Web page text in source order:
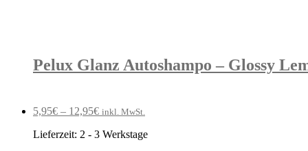
Pelux Glanz Autoshampo – Glossy
5,95€ – 12,95€ inkl. MwSt.
Lieferzeit: 2 - 3 Werkstage